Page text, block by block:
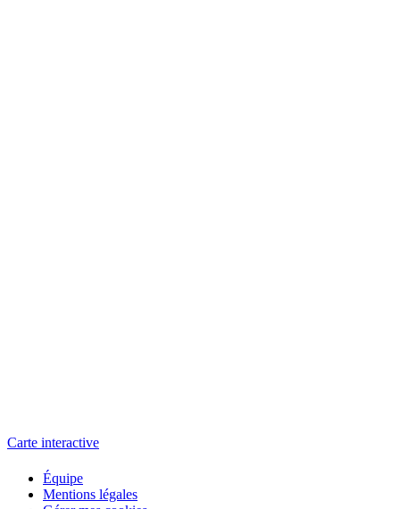
Carte interactive
Équipe
Mentions légales